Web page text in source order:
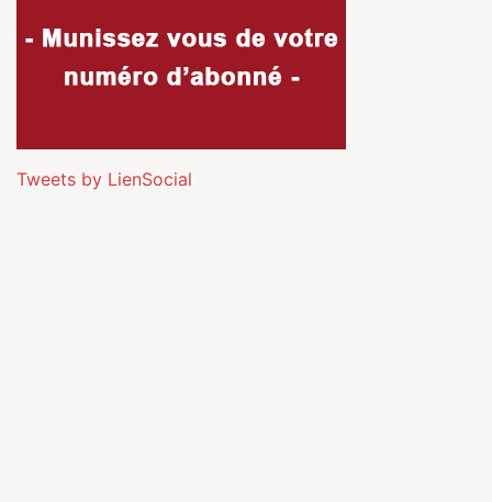
Tweets by LienSocial